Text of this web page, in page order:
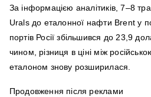
За інформацією аналітиків, 7–8
Urals до еталонної нафти Brent у
портів Росії збільшився до 23,9
чином, різниця в ціні між
еталоном знову розширилася.
Продовження після реклами